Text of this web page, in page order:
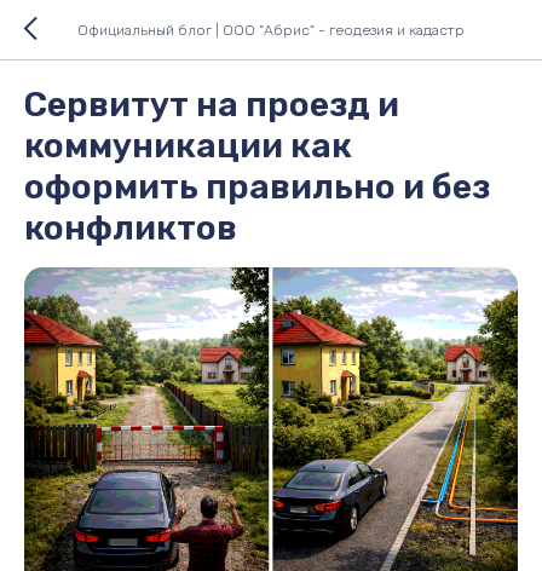
Официальный блог | ООО "Абрис" - геодезия и кадастр
Сервитут на проезд и
коммуникации как
оформить правильно и без
конфликтов